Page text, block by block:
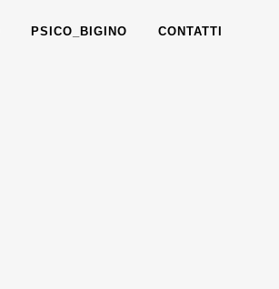
PSICO_BIGINO CONTATTI